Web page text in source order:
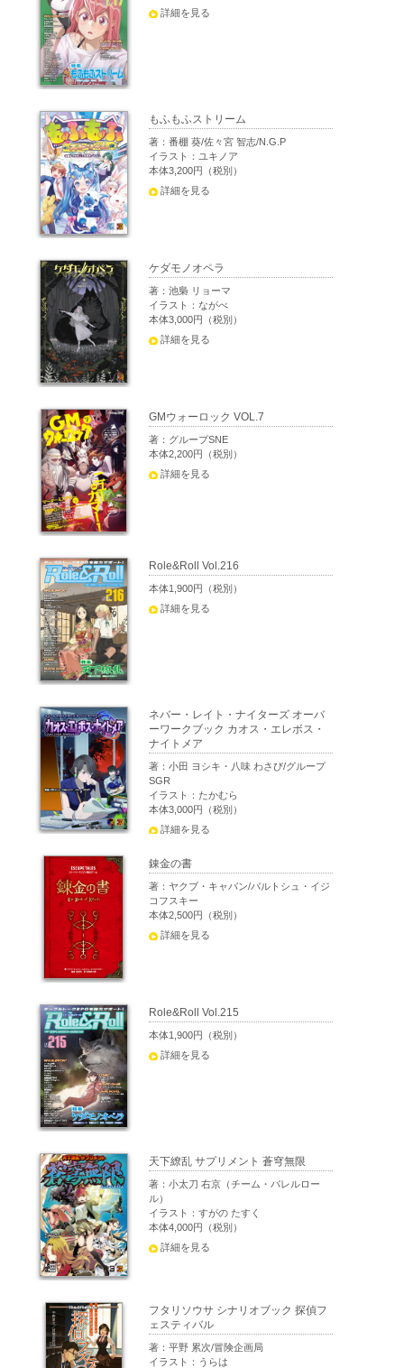
詳細を見る
もふもふストリーム
著：番棚 葵/佐々宮 智志/N.G.P
イラスト：ユキノア
本体3,200円（税別）
詳細を見る
ケダモノオペラ
著：池梟 リョーマ
イラスト：ながべ
本体3,000円（税別）
詳細を見る
GMウォーロック VOL.7
著：グループSNE
本体2,200円（税別）
詳細を見る
Role&Roll Vol.216
本体1,900円（税別）
詳細を見る
ネバー・レイト・ナイターズ オーバ
ーワークブック カオス・エレボス・
ナイトメア
著：小田 ヨシキ・八味 わさび/グループ
SGR
イラスト：たかむら
本体3,000円（税別）
詳細を見る
錬金の書
著：ヤクブ・キャバン/バルトシュ・イジ
コフスキー
本体2,500円（税別）
詳細を見る
Role&Roll Vol.215
本体1,900円（税別）
詳細を見る
天下繚乱 サプリメント 蒼穹無限
著：小太刀 右京（チーム・バレルロー
ル）
イラスト：すがの たすく
本体4,000円（税別）
詳細を見る
フタリソウサ シナリオブック 探偵フ
ェスティバル
著：平野 累次/冒険企画局
イラスト：うらは